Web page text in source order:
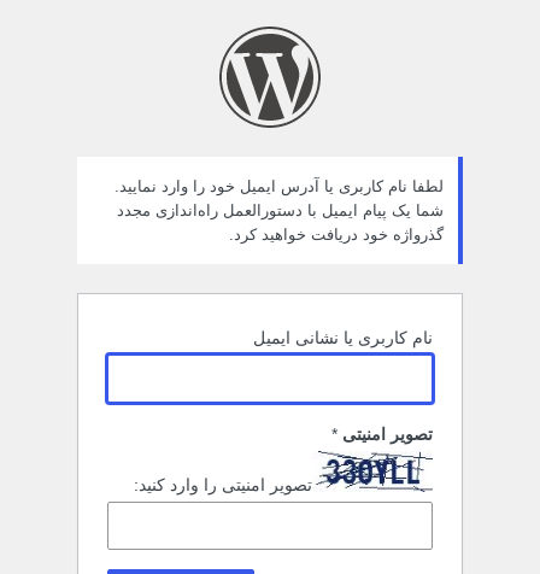
لطفا نام کاربری یا آدرس ایمیل خود را وارد نمایید.
شما یک پیام ایمیل با دستورالعمل راه‌اندازی مجدد
گذرواژه خود دریافت خواهید کرد.
نام کاربری یا نشانی ایمیل
تصویر امنیتی *
تصویر امنیتی را وارد کنید: